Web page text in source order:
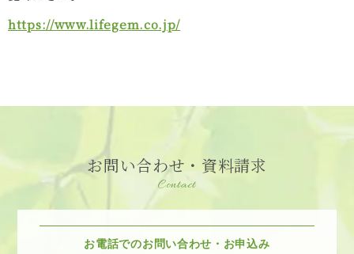
https://www.lifegem.co.jp/
お問い合わせ・資料請求
Contact
お電話でのお問い合わせ・お申込み